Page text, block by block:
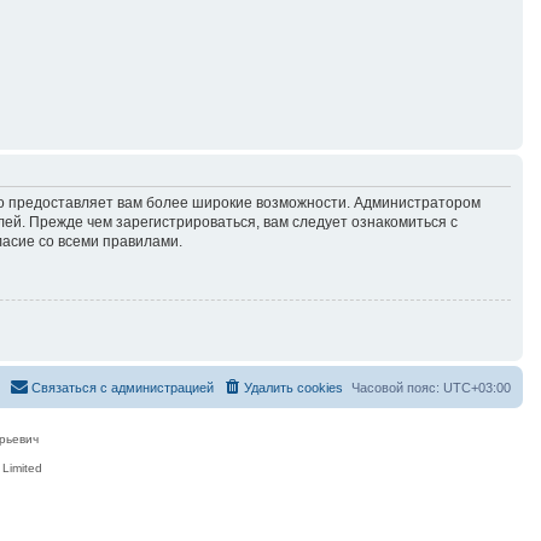
предоставляет вам более широкие возможности. Администратором
Прежде чем зарегистрироваться, вам следует ознакомиться с
со всеми правилами.
Часовой пояс: UTC+03:00
Удалить cookies
Связаться с администрацией